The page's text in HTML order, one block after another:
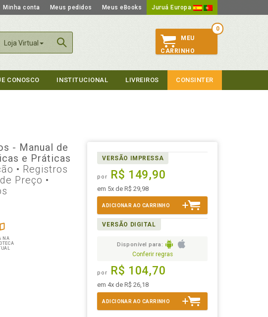
Minha conta Meus pedidos Meus eBooks Juruá Europa
Loja Virtual
0
MEU
CARRINHO
CONOSCO INSTITUCIONAL LIVREIROS CONSINTER
- Manual de
e Práticas
• Registros
Preço •
NA
VERSÃO IMPRESSA
por R$ 149,90
em 5x de R$ 29,98
ADICIONAR AO CARRINHO
VERSÃO DIGITAL
Disponível para:
Conferir regras
por R$ 104,70
em 4x de R$ 26,18
ADICIONAR AO CARRINHO